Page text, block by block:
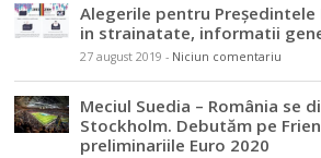
Alegerile pentru Președintele
in strainatate, informatii
27 august 2019 - Niciun comentariu
Meciul Suedia – România se
Stockholm. Debutăm pe
preliminariile Euro 2020